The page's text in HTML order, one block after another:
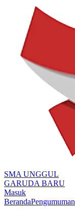
SMA UNGGUL
GARUDA BARU
Masuk
BerandaPengumuman